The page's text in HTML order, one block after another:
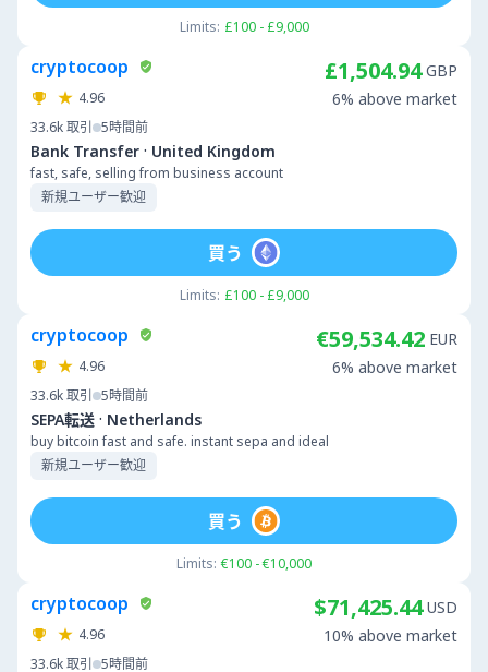
Limits: £100 - £9,000
cryptocoop
4.96
33.6k取引 5時間前
Bank Transfer · United Kingdom
fast, safe, selling from business account
新規ユーザー歓迎
£1,504.94 GBP
6% above market
Limits: £100 - £9,000
買う
cryptocoop
4.96
33.6k取引 5時間前
SEPA転送 · Netherlands
buy bitcoin fast and safe. instant sepa and ideal
新規ユーザー歓迎
€59,534.42 EUR
6% above market
Limits: €100 - €10,000
買う
cryptocoop
4.96
33.6k取引 5時間前
$71,425.44 USD
10% above market